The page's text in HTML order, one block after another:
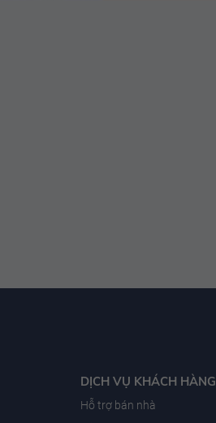
DỊCH VỤ KHÁCH HÀNG
Hỗ trợ bán nhà